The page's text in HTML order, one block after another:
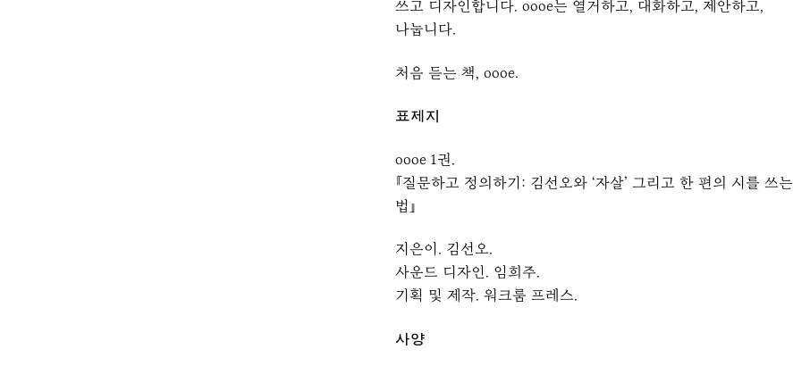
쓰고 디자인합니다. oooe는 열거하고, 대화하고, 제안하고,
나눕니다.
처음 듣는 책, oooe.
표제지
oooe 1권.
『질문하고 정의하기: 김선오와 ‘자살’ 그리고 한 편의 시를 쓰는
법』
지은이. 김선오.
사운드 디자인. 임희주.
기획 및 제작. 워크룸 프레스.
사양